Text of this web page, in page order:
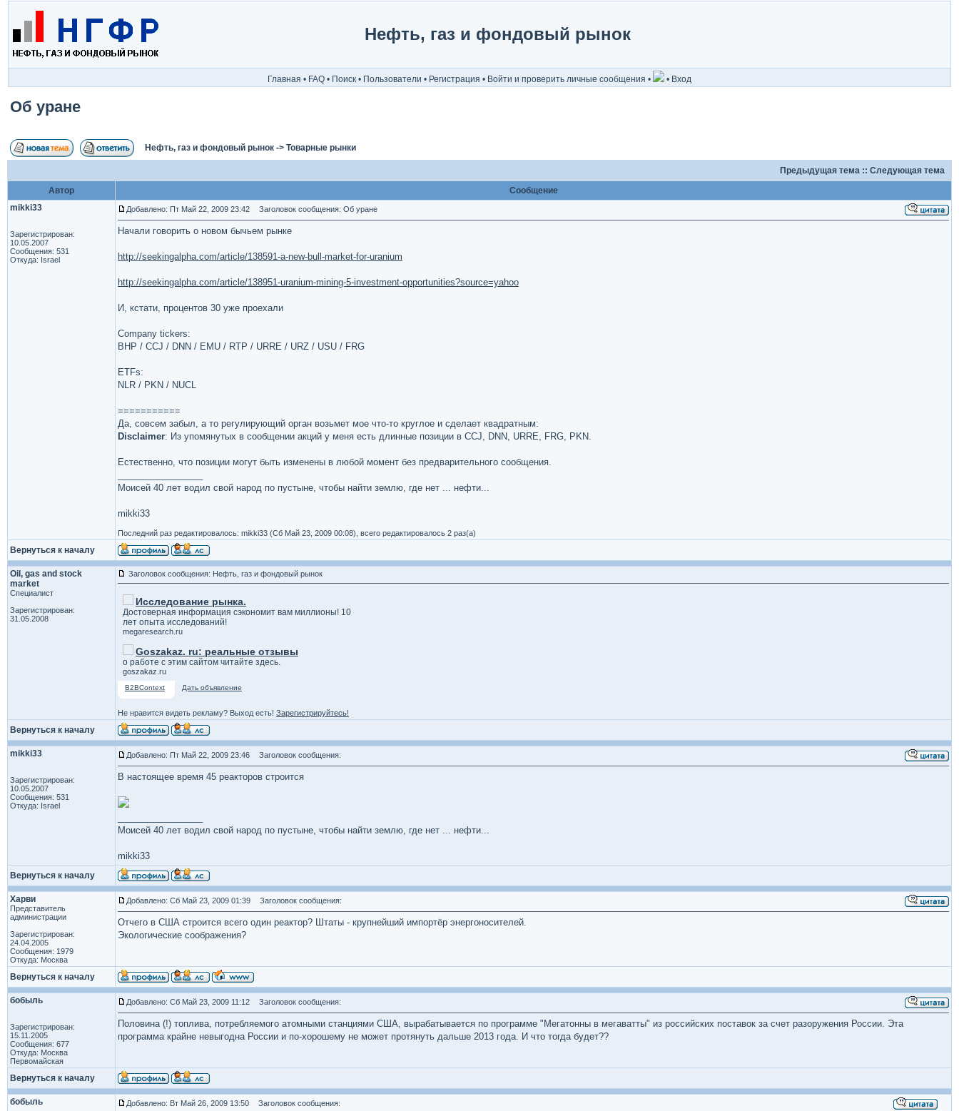
Нефть, газ и фондовый рынок
Главная • FAQ • Поиск • Пользователи • Регистрация • Войти и проверить личные сообщения • • Вход
Об уране
Нефть, газ и фондовый рынок -> Товарные рынки
Предыдущая тема :: Следующая тема
Автор
Сообщение
mikki33
Зарегистрирован:
10.05.2007
Сообщения: 531
Откуда: Israel
Добавлено: Пт Май 22, 2009 23:42 Заголовок сообщения: Об уране
Начали говорить о новом бычьем рынке
http://seekingalpha.com/article/138591-a-new-bull-market-for-uranium
http://seekingalpha.com/article/138951-uranium-mining-5-investment-opportunities?source=yahoo
И, кстати, процентов 30 уже проехали
Company tickers:
BHP / CCJ / DNN / EMU / RTP / URRE / URZ / USU / FRG
ETFs:
NLR / PKN / NUCL
===========
Да, совсем забыл, а то регулирующий орган возьмет мое что-то круглое и сделает квадратным:
Disclaimer: Из упомянутых в сообщении акций у меня есть длинные позиции в CCJ, DNN, URRE, FRG, PKN.
Естественно, что позиции могут быть изменены в любой момент без предварительного сообщения.
Моисей 40 лет водил свой народ по пустыне, чтобы найти землю, где нет ... нефти...
mikki33
Последний раз редактировалось: mikki33 (Сб Май 23, 2009 00:08), всего редактировалось 2 раз(а)
Вернуться к началу
Oil, gas and stock
market
Специалист
Зарегистрирован:
31.05.2008
Заголовок сообщения: Нефть, газ и фондовый рынок
Исследование рынка.
Достоверная информация сэкономит вам миллионы! 10
лет опыта исследований!
megaresearch.ru
Goszakaz. ru: реальные отзывы
о работе с этим сайтом читайте здесь.
goszakaz.ru
B2BContext Дать объявление
Не нравится видеть рекламу? Выход есть! Зарегистрируйтесь!
Вернуться к началу
mikki33
Зарегистрирован:
10.05.2007
Сообщения: 531
Откуда: Israel
Добавлено: Пт Май 22, 2009 23:46 Заголовок сообщения:
В настоящее время 45 реакторов строится
Моисей 40 лет водил свой народ по пустыне, чтобы найти землю, где нет ... нефти...
mikki33
Вернуться к началу
Харви
Представитель
администрации
Зарегистрирован:
24.04.2005
Сообщения: 1979
Откуда: Москва
Добавлено: Сб Май 23, 2009 01:39 Заголовок сообщения:
Отчего в США строится всего один реактор? Штаты - крупнейший импортёр энергоносителей.
Экологические соображения?
Вернуться к началу
бобыль
Зарегистрирован:
15.11.2005
Сообщения: 677
Откуда: Москва
Первомайская
Добавлено: Сб Май 23, 2009 11:12 Заголовок сообщения:
Половина (!) топлива, потребляемого атомными станциями США, вырабатывается по программе "Мегатонны в мегаватты" из российских поставок за счет разоружения России. Эта
программа крайне невыгодна России и по-хорошему не может протянуть дальше 2013 года. И что тогда будет??
Вернуться к началу
бобыль Добавлено: Вт Май 26, 2009 13:50 Заголовок сообщения: